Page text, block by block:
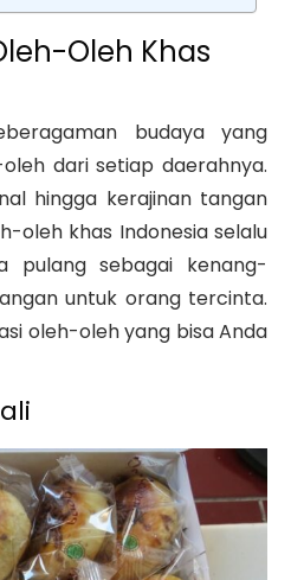
Oleh Khas
budaya yang
dari setiap daerahnya.
hingga kerajinan tangan
oleh khas Indonesia selalu
pulang sebagai kenang-
untuk orang tercinta.
oleh-oleh yang bisa Anda